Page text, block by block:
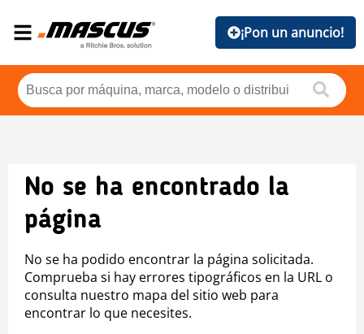
¡Pon un anuncio!
No se ha encontrado la
página
No se ha podido encontrar la página solicitada.
Comprueba si hay errores tipográficos en la URL o
consulta nuestro mapa del sitio web para
encontrar lo que necesites.